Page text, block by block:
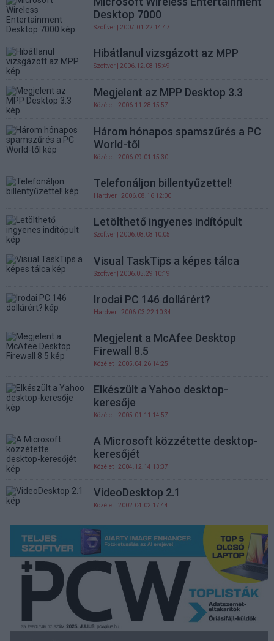
Desktop 7000
Szoftver | 2007.01.22 14:47
Hibátlanul vizsgázott az MPP
Szoftver | 2006.12.08 15:49
Megjelent az MPP Desktop 3.3
Közélet | 2006.11.28 15:57
Három hónapos spamszűrés a PC
World-től
Közélet | 2006.09.01 15:30
Telefonáljon billentyűzettel!
Hardver | 2006.08.16 12:00
Letölthető ingyenes indítópult
Szoftver | 2006.08.08 10:05
Visual TaskTips a képes tálca
Szoftver | 2006.05.29 10:19
Irodai PC 146 dollárért?
Hardver | 2006.03.22 10:34
Megjelent a McAfee Desktop
Firewall 8.5
Közélet | 2005.04.26 14:25
Elkészült a Yahoo desktop-
keresője
Közélet | 2005.01.11 14:57
A Microsoft közzétette desktop-
keresőjét
Közélet | 2004.12.14 13:37
VideoDesktop 2.1
Közélet | 2002.04.02 17:44